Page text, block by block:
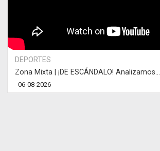
DEPORTES
Zona Mixta | ¡DE ESCÁNDALO! Analizamos...
06-08-2026